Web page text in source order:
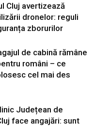
Cluj avertizează
dronelor: reguli
zborurilor
de cabină rămâne
români – ce
cel mai des
Județean de
face angajări: sunt